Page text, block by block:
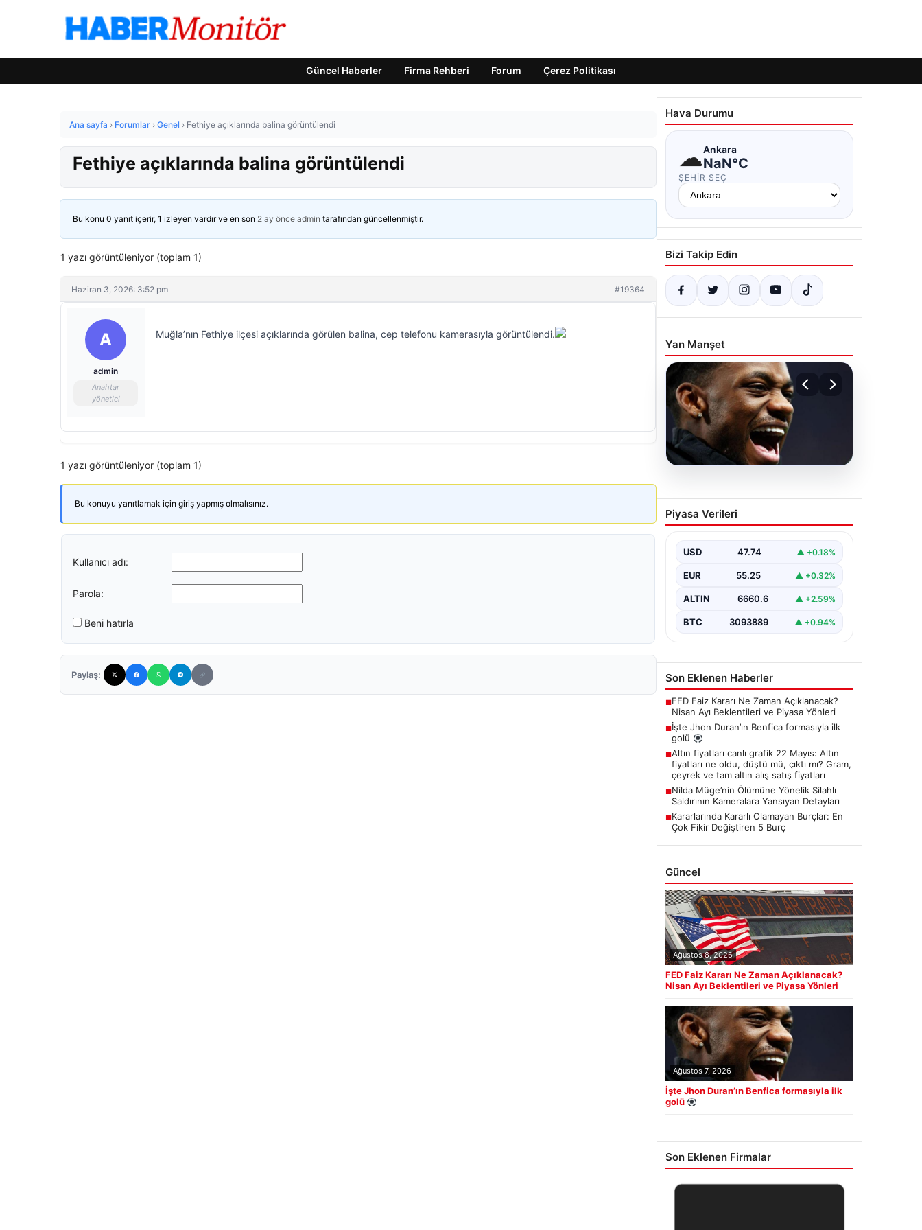
Güncel Haberler Firma Rehberi Forum Çerez Politikası
Ana sayfa › Forumlar › Genel › Fethiye açıklarında balina görüntülendi
Fethiye açıklarında balina görüntülendi
Bu konu 0 yanıt içerir, 1 izleyen vardır ve en son 2 ay önce admin tarafından güncellenmiştir.
1 yazı görüntüleniyor (toplam 1)
Haziran 3, 2026: 3:52 pm #19364
A
admin
Anahtar
yönetici
Muğla’nın Fethiye ilçesi açıklarında görülen balina, cep telefonu kamerasıyla görüntülendi.
1 yazı görüntüleniyor (toplam 1)
Bu konuyu yanıtlamak için giriş yapmış olmalısınız.
Kullanıcı adı:
Parola:
Beni hatırla
Paylaş:
Hava Durumu
☁Ankara
NaN°C
ŞEHIR SEÇ
Bizi Takip Edin
Yan Manşet
07.08.2026
İşte Jhon Duran’ın Benfica
formasıyla ilk golü
Piyasa Verileri
USD 47.74 ▲ +0.18%
EUR 55.25 ▲ +0.32%
ALTIN 6660.6 ▲ +2.59%
BTC 3093889 ▲ +0.94%
Son Eklenen Haberler
■FED Faiz Kararı Ne Zaman Açıklanacak?
Nisan Ayı Beklentileri ve Piyasa Yönleri
■İşte Jhon Duran’ın Benfica formasıyla ilk
golü
■Altın fiyatları canlı grafik 22 Mayıs: Altın
fiyatları ne oldu, düştü mü, çıktı mı? Gram,
çeyrek ve tam altın alış satış fiyatları
■Nilda Müge’nin Ölümüne Yönelik Silahlı
Saldırının Kameralara Yansıyan Detayları
■Kararlarında Kararlı Olamayan Burçlar: En
Çok Fikir Değiştiren 5 Burç
Güncel
Ağustos 8, 2026
FED Faiz Kararı Ne Zaman Açıklanacak?
Nisan Ayı Beklentileri ve Piyasa Yönleri
Ağustos 7, 2026
İşte Jhon Duran’ın Benfica formasıyla ilk
golü
Son Eklenen Firmalar